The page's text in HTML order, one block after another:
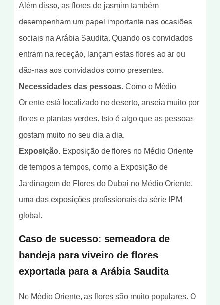
Além disso, as flores de jasmim também
desempenham um papel importante nas ocasiões
sociais na Arábia Saudita. Quando os convidados
entram na receção, lançam estas flores ao ar ou
dão-nas aos convidados como presentes.
Necessidades das pessoas. Como o Médio
Oriente está localizado no deserto, anseia muito por
flores e plantas verdes. Isto é algo que as pessoas
gostam muito no seu dia a dia.
Exposição. Exposição de flores no Médio Oriente
de tempos a tempos, como a Exposição de
Jardinagem de Flores do Dubai no Médio Oriente,
uma das exposições profissionais da série IPM
global.
Caso de sucesso: semeadora de
bandeja para viveiro de flores
exportada para a Arábia Saudita
No Médio Oriente, as flores são muito populares. O